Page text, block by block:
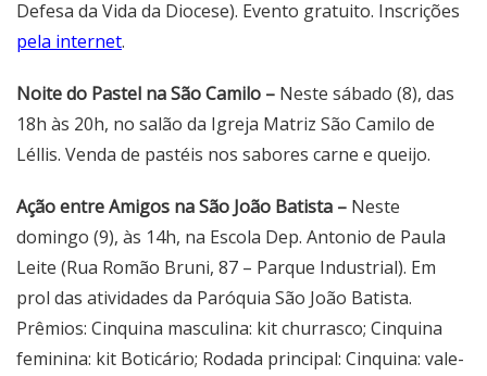
Defesa da Vida da Diocese). Evento gratuito. Inscrições
pela internet.
Noite do Pastel na São Camilo – Neste sábado (8), das
18h às 20h, no salão da Igreja Matriz São Camilo de
Léllis. Venda de pastéis nos sabores carne e queijo.
Ação entre Amigos na São João Batista – Neste
domingo (9), às 14h, na Escola Dep. Antonio de Paula
Leite (Rua Romão Bruni, 87 – Parque Industrial). Em
prol das atividades da Paróquia São João Batista.
Prêmios: Cinquina masculina: kit churrasco; Cinquina
feminina: kit Boticário; Rodada principal: Cinquina: vale-